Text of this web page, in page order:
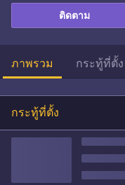
ติดตาม
ภาพรวม กระทู้ที่ตั้ง
กระทู้ที่ตั้ง